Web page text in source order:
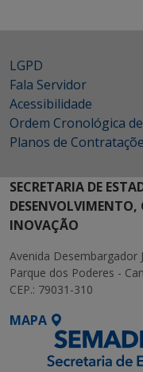
LGPD
Fala Servidor
Acessibilidade
Ordem Cronológica
Planos de
SECRETARIA DE
INOVAÇÃO
Avenida Desembargador
Parque dos Poderes -
CEP.: 79031-310
MAPA